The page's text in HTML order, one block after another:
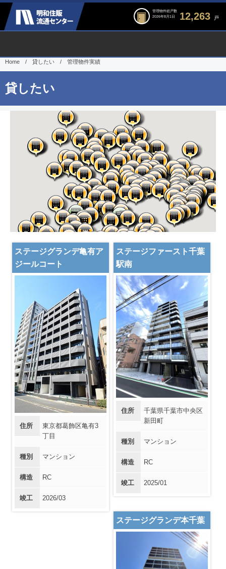
管理物件総戸数
2026年8月1日
12,263 戸
Home / 貸したい / 管理物件実績
ステージグランデ亀有ア
ジールコート
住所
東京都葛飾区亀有3
丁目
種別 マンション
構造 RC
竣工 2026/03
ステージファースト千葉
駅南
住所
千葉県千葉市中央区
新田町
種別 マンション
構造 RC
竣工 2025/01
ステージグランデ本千葉